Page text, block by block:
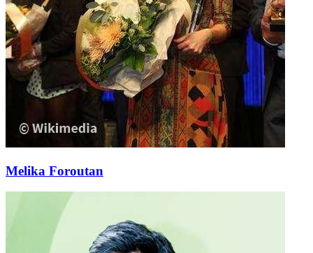
Melika Foroutan